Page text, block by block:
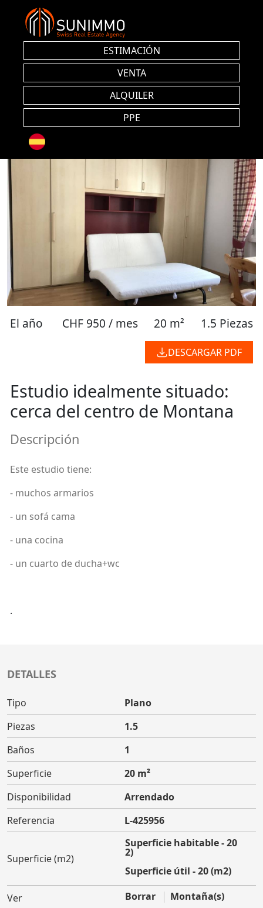
ESTIMACIÓN
VENTA
ALQUILER
PPE
El año CHF 950 / mes 20 m² 1.5 Piezas
DESCARGAR PDF
Estudio idealmente situado:
cerca del centro de Montana
Descripción
Este estudio tiene:
- muchos armarios
- un sofá cama
- una cocina
- un cuarto de ducha+wc
.
DETALLES
Tipo
Plano
Piezas
1.5
Baños
1
Superficie
20 m²
Disponibilidad
Arrendado
Referencia
L-425956
Superficie (m2)
Superficie habitable - 20
(m2)
Superficie útil - 20 (m2)
Ver Borrar Montaña(s)